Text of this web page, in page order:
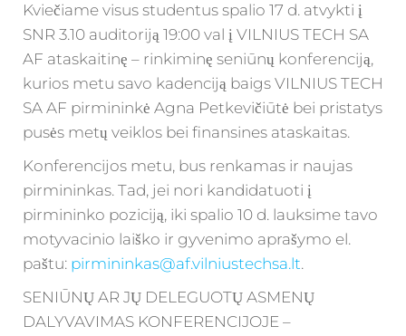
Kviečiame visus studentus spalio 17 d. atvykti į
SNR 3.10 auditoriją 19:00 val į VILNIUS TECH SA
AF ataskaitinę – rinkiminę seniūnų konferenciją,
kurios metu savo kadenciją baigs VILNIUS TECH
SA AF pirmininkė Agna Petkevičiūtė bei pristatys
pusės metų veiklos bei finansines ataskaitas.
Konferencijos metu, bus renkamas ir naujas
pirmininkas. Tad, jei nori kandidatuoti į
pirmininko poziciją, iki spalio 10 d. lauksime tavo
motyvacinio laiško ir gyvenimo aprašymo el.
paštu: pirmininkas@af.vilniustechsa.lt.
SENIŪNŲ AR JŲ DELEGUOTŲ ASMENŲ
DALYVAVIMAS KONFERENCIJOJE –